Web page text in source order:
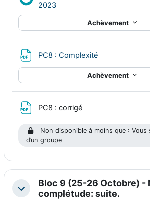
2023Ressource Nudgis
Achèvement
PC8 : Complexité
Achèvement
PC8 : corrigé
Non disponible à moins que : Vous
d’un groupe
Replier
Bloc 9 (25-26 Octobre) -
complétude: suite.